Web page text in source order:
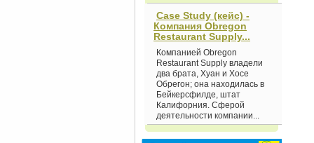
Case Study (кейс) -
Компания Obregon
Restaurant Supply...
Компанией Obregon
Restaurant Supply владели
два брата, Хуан и Хосе
Обрегон; она находилась в
Бейкерсфилде, штат
Калифорния. Сферой
деятельности компании...